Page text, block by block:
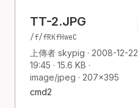
TT-2.JPG
/f/fRKfHweC
上傳者 skypig · 2008-12-22
19:45 · 15.6 KB ·
image/jpeg · 207×395
cmd2